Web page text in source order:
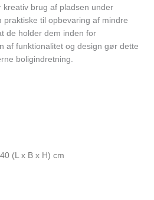
kreativ brug af pladsen under
praktiske til opbevaring af mindre
de holder dem inden for
af funktionalitet og design gør dette
boligindretning.
(L x B x H) cm